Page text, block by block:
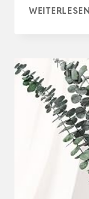
WEITERLESEN